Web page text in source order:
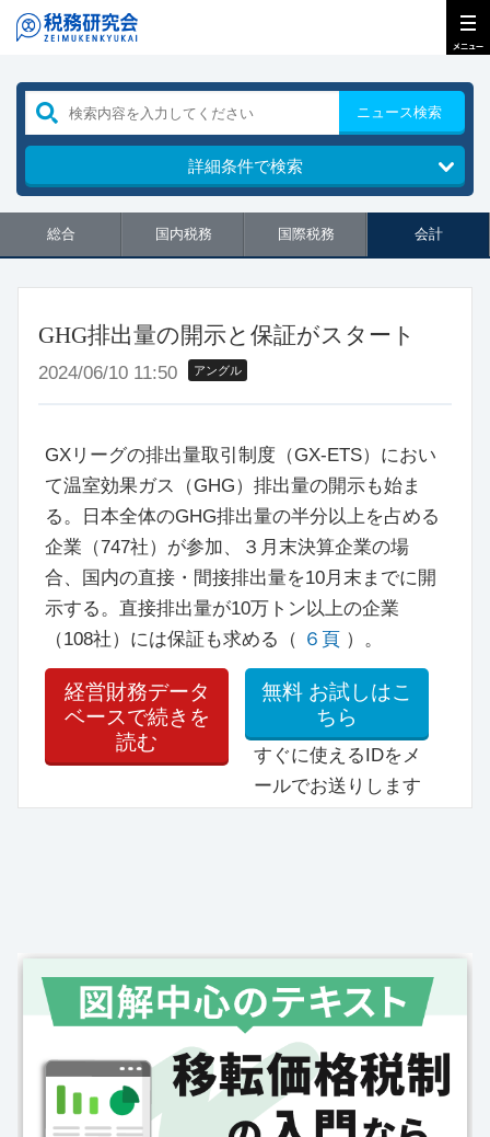
ニュース検索
詳細条件で検索
総合 国内税務 国際税務 会計
GHG排出量の開示と保証がスタート
2024/06/10 11:50 アングル
GXリーグの排出量取引制度（GX-ETS）におい
て温室効果ガス（GHG）排出量の開示も始ま
る。日本全体のGHG排出量の半分以上を占める
企業（747社）が参加、３月末決算企業の場
合、国内の直接・間接排出量を10月末までに開
示する。直接排出量が10万トン以上の企業
（108社）には保証も求める（ ６頁 ）。
経営財務データ
ベースで続きを
読む
無料 お試しはこ
ちら
すぐに使えるIDをメ
ールでお送りします